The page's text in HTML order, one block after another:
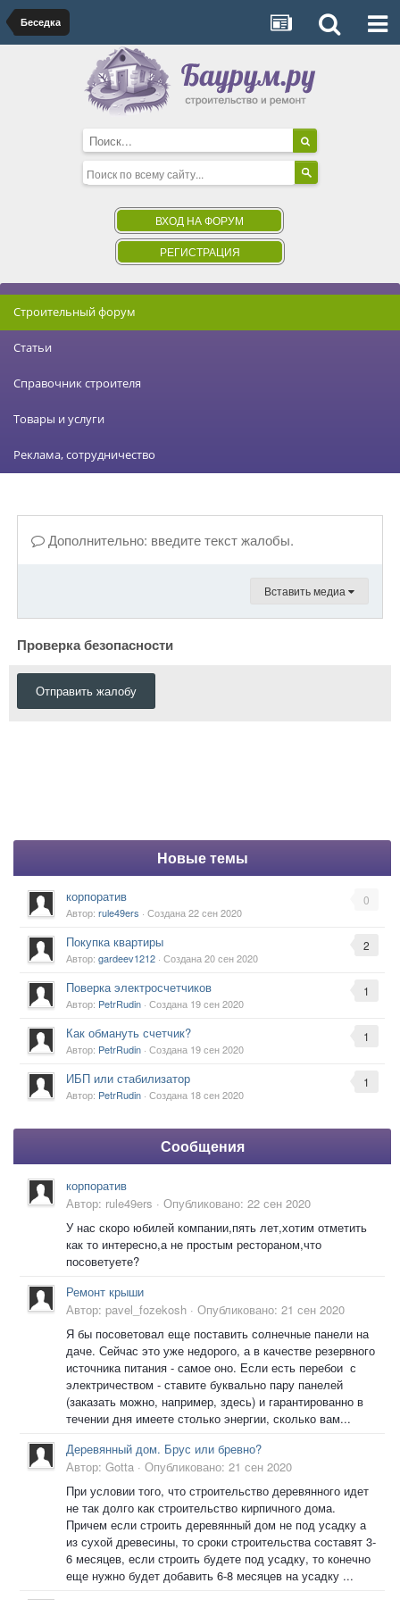
Беседка
ВХОД НА ФОРУМ
РЕГИСТРАЦИЯ
Строительный форум
Статьи
Справочник строителя
Товары и услуги
Реклама, сотрудничество
Дополнительно: введите текст жалобы.
Вставить медиа
Проверка безопасности
Отправить жалобу
Новые темы
0
корпоратив
Автор: rule49ers · Создана22 сен 2020
2
Покупка квартиры
Автор: gardeev1212 · Создана20 сен 2020
1
Поверка электросчетчиков
Автор: PetrRudin · Создана 19 сен 2020
1
Как обмануть счетчик?
Автор: PetrRudin · Создана 19 сен 2020
1
ИБП или стабилизатор
Автор: PetrRudin · Создана 18 сен 2020
Сообщения
корпоратив
Автор: rule49ers · Опубликовано: 22 сен 2020
У нас скоро юбилей компании,пять лет,хотим отметить
как то интересно,а не простым рестораном,что
посоветуете?
Ремонт крыши
Автор: pavel_fozekosh · Опубликовано: 21 сен 2020
Я бы посоветовал еще поставить солнечные панели на
даче. Сейчас это уже недорого, а в качестве резервного
источника питания - самое оно. Если есть перебои с
электричеством - ставите буквально пару панелей
(заказать можно, например, здесь) и гарантированно в
течении дня имеете столько энергии, сколько вам...
Деревянный дом. Брус или бревно?
Автор: Gotta · Опубликовано: 21 сен 2020
При условии того, что строительство деревянного идет
не так долго как строительство кирпичного дома.
Причем если строить деревянный дом не под усадку а
из сухой древесины, то сроки строительства составят 3-
6 месяцев, если строить будете под усадку, то конечно
еще нужно будет добавить 6-8 месяцев на усадку ...